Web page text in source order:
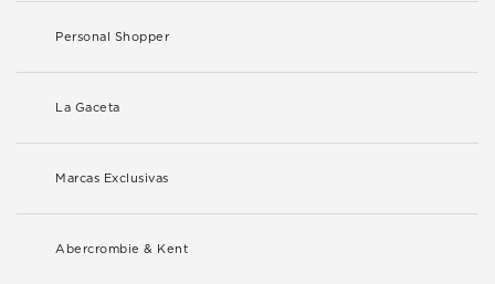
Personal Shopper
La Gaceta
Marcas Exclusivas
Abercrombie & Kent